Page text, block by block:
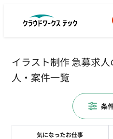
イラスト制作 急募求
人・案件一覧
気になったお仕事
条